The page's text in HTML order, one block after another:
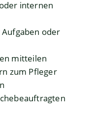
internen
oder
mitteilen
zum Pfleger